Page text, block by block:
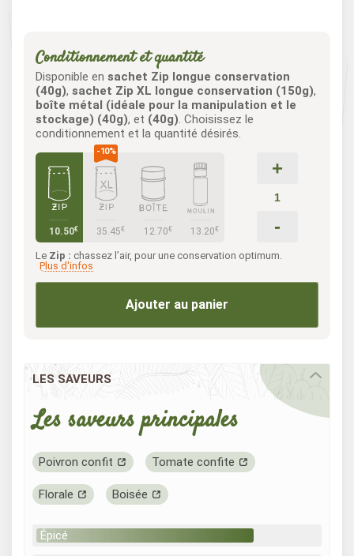
Conditionnement et quantité
Disponible en sachet Zip longue conservation
(40g), sachet Zip XL longue conservation (150g),
boîte métal (idéale pour la manipulation et le
stockage) (40g), et (40g). Choisissez le
conditionnement et la quantité désirés.
10.50€
Le Zip : chassez l’air, pour une conservation optimum.
Plus d'infos
35.45€ 12.70€ 13.20€
+
-
Ajouter au panier
LES SAVEURS
Les saveurs principales
Poivron confit Tomate confite
Florale Boisée
Épicé